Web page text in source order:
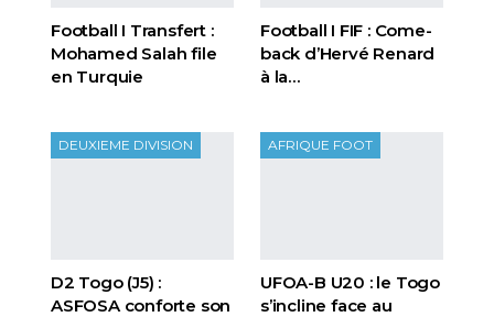
Football I Transfert :
Mohamed Salah file
en Turquie
Football I FIF : Come-
back d’Hervé Renard
à la…
DEUXIEME DIVISION
D2 Togo (J5) :
ASFOSA conforte son
AFRIQUE FOOT
UFOA-B U20 : le Togo
s’incline face au